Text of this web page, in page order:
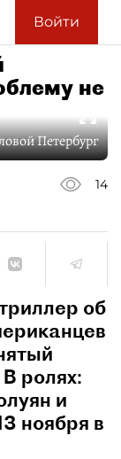
Войти
не
Петербург
14
об
ролях:
и
ноября в